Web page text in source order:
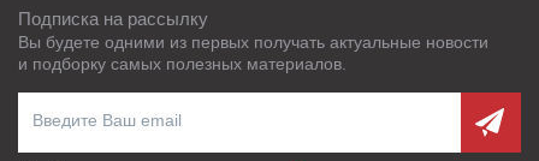
Подписка на рассылку
Вы будете одними из первых получать актуальные новости
и подборку самых полезных материалов.